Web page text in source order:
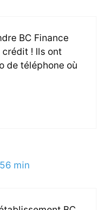
BC Finance
! Ils ont
de téléphone où
min